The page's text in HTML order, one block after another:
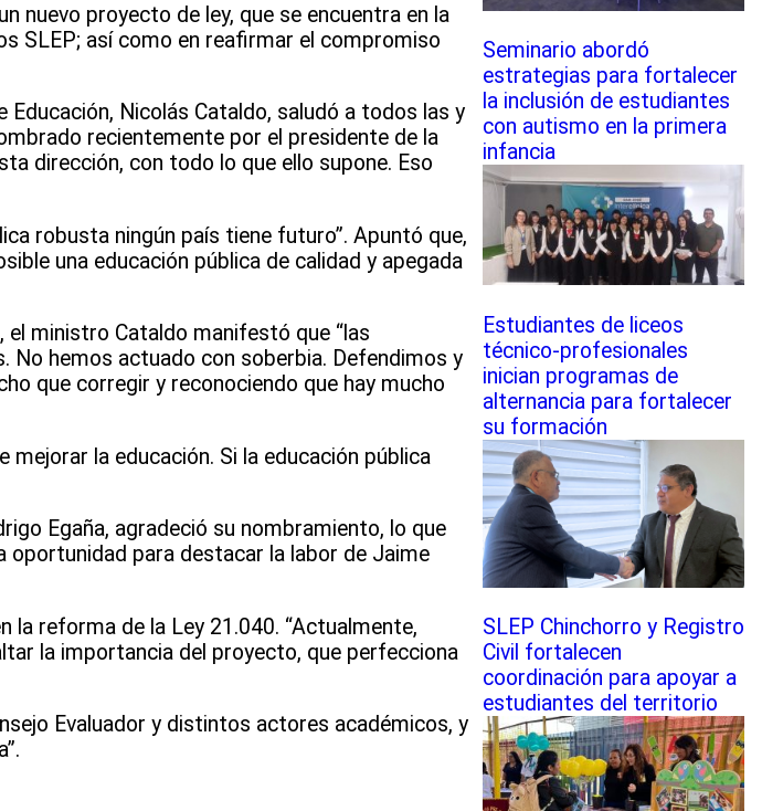
nuevo proyecto de ley, que se encuentra en la
SLEP; así como en reafirmar el compromiso
Nicolás Cataldo, saludó a todos las y
recientemente por el presidente de la
dirección, con todo lo que ello supone. Eso
robusta ningún país tiene futuro”. Apuntó que,
una educación pública de calidad y apegada
el ministro Cataldo manifestó que “las
No hemos actuado con soberbia. Defendimos y
que corregir y reconociendo que hay mucho
la educación. Si la educación pública
Egaña, agradeció su nombramiento, lo que
para destacar la labor de Jaime
la reforma de la Ley 21.040. “Actualmente,
la importancia del proyecto, que perfecciona
Evaluador y distintos actores académicos, y
Seminario abordó
estrategias para fortalecer
la inclusión de estudiantes
con autismo en la primera
infancia
Estudiantes de liceos
técnico-profesionales
inician programas de
alternancia para fortalecer
su formación
SLEP Chinchorro y Registro
Civil fortalecen
coordinación para apoyar a
estudiantes del territorio